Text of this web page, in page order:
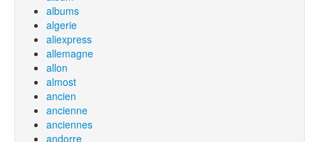
albums
algerie
aliexpress
allemagne
allon
almost
ancien
ancienne
anciennes
andorre